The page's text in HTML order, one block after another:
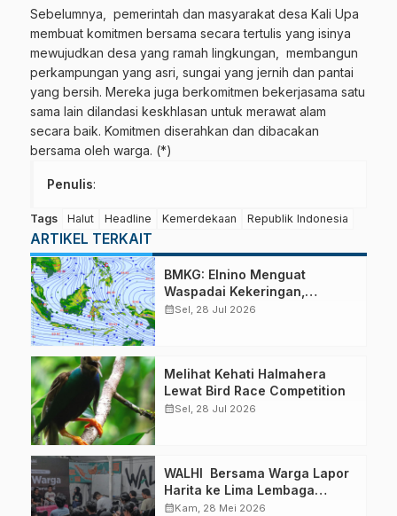
Sebelumnya, pemerintah dan masyarakat desa Kali Upa
membuat komitmen bersama secara tertulis yang isinya
mewujudkan desa yang ramah lingkungan, membangun
perkampungan yang asri, sungai yang jernih dan pantai
yang bersih. Mereka juga berkomitmen bekerjasama satu
sama lain dilandasi keskhlasan untuk merawat alam
secara baik. Komitmen diserahkan dan dibacakan
bersama oleh warga. (*)
Penulis:
Tags Halut Headline Kemerdekaan Republik Indonesia
ARTIKEL TERKAIT
BMKG: Elnino Menguat
Waspadai Kekeringan,
Karhutla dan Angin Kencang
calendar_monthSel, 28 Jul 2026
Melihat Kehati Halmahera
Lewat Bird Race Competition
calendar_monthSel, 28 Jul 2026
WALHI Bersama Warga Lapor
Harita ke Lima Lembaga
Negara
calendar_monthKam, 28 Mei 2026